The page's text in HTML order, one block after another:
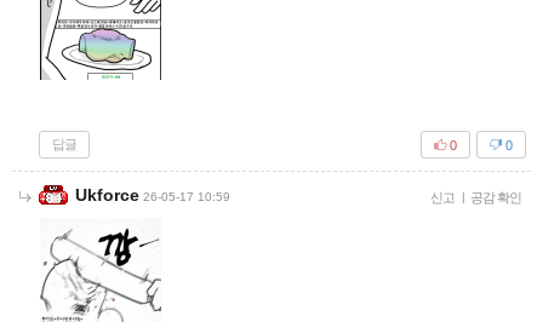
답글 0
0
Ukforce 26-05-17 10:59 신고 | 공감 확인